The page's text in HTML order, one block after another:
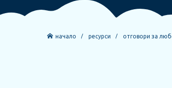
начало ресурси отговори за